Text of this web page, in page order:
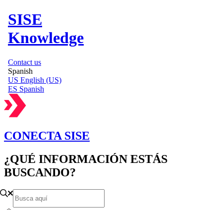
SISE
Knowledge
Contact us
Spanish
US English (US)
ES Spanish
CONECTA SISE
¿QUÉ INFORMACIÓN ESTÁS
BUSCANDO?